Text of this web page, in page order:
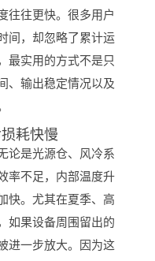
往往更快。很多用户
间，却忽略了累计运
最实用的方式不是只
、输出稳定情况以及
耗快慢
论是光源仓、风冷系
率不足，内部温度升
快。尤其在夏季、高
如果设备周围留出的
进一步放大。因为这